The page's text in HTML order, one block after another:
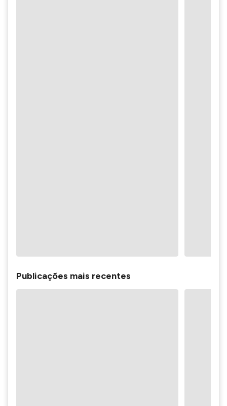
Publicações mais recentes